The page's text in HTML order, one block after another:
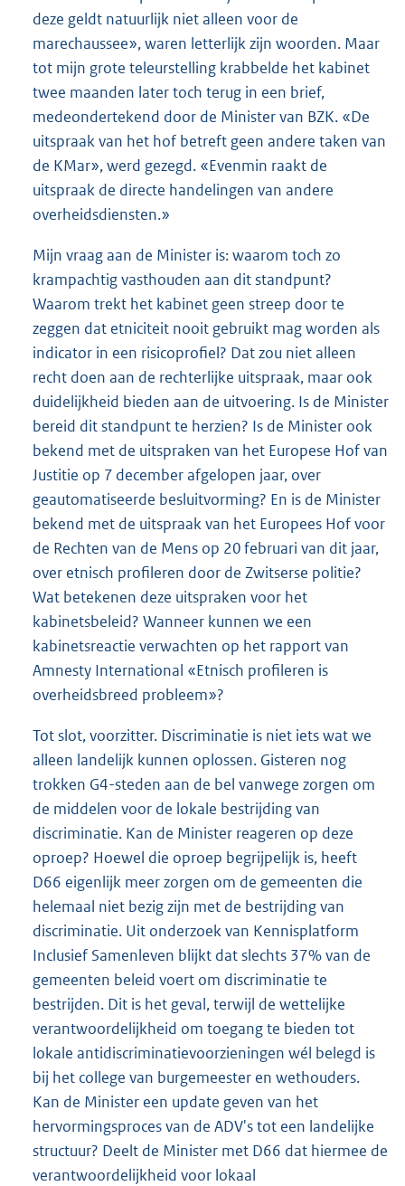
deze geldt natuurlijk niet alleen voor de
marechaussee», waren letterlijk zijn woorden. Maar
tot mijn grote teleurstelling krabbelde het kabinet
twee maanden later toch terug in een brief,
medeondertekend door de Minister van BZK. «De
uitspraak van het hof betreft geen andere taken van
de KMar», werd gezegd. «Evenmin raakt de
uitspraak de directe handelingen van andere
overheidsdiensten.»
Mijn vraag aan de Minister is: waarom toch zo
krampachtig vasthouden aan dit standpunt?
Waarom trekt het kabinet geen streep door te
zeggen dat etniciteit nooit gebruikt mag worden als
indicator in een risicoprofiel? Dat zou niet alleen
recht doen aan de rechterlijke uitspraak, maar ook
duidelijkheid bieden aan de uitvoering. Is de Minister
bereid dit standpunt te herzien? Is de Minister ook
bekend met de uitspraken van het Europese Hof van
Justitie op 7 december afgelopen jaar, over
geautomatiseerde besluitvorming? En is de Minister
bekend met de uitspraak van het Europees Hof voor
de Rechten van de Mens op 20 februari van dit jaar,
over etnisch profileren door de Zwitserse politie?
Wat betekenen deze uitspraken voor het
kabinetsbeleid? Wanneer kunnen we een
kabinetsreactie verwachten op het rapport van
Amnesty International «Etnisch profileren is
overheidsbreed probleem»?
Tot slot, voorzitter. Discriminatie is niet iets wat we
alleen landelijk kunnen oplossen. Gisteren nog
trokken G4-steden aan de bel vanwege zorgen om
de middelen voor de lokale bestrijding van
discriminatie. Kan de Minister reageren op deze
oproep? Hoewel die oproep begrijpelijk is, heeft
D66 eigenlijk meer zorgen om de gemeenten die
helemaal niet bezig zijn met de bestrijding van
discriminatie. Uit onderzoek van Kennisplatform
Inclusief Samenleven blijkt dat slechts 37% van de
gemeenten beleid voert om discriminatie te
bestrijden. Dit is het geval, terwijl de wettelijke
verantwoordelijkheid om toegang te bieden tot
lokale antidiscriminatievoorzieningen wél belegd is
bij het college van burgemeester en wethouders.
Kan de Minister een update geven van het
hervormingsproces van de ADV's tot een landelijke
structuur? Deelt de Minister met D66 dat hiermee de
verantwoordelijkheid voor lokaal